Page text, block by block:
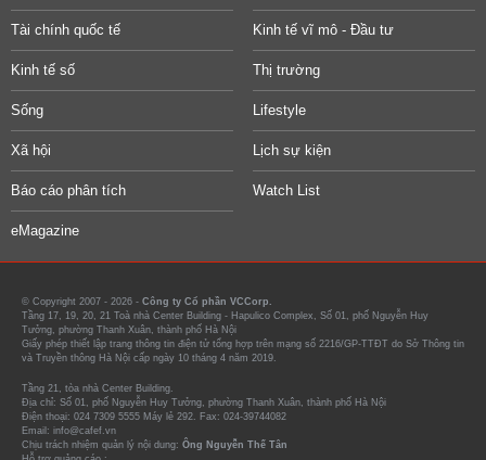
Tài chính quốc tế Kinh tế vĩ mô - Đầu tư
Kinh tế số Thị trường
Sống Lifestyle
Xã hội Lịch sự kiện
Báo cáo phân tích Watch List
eMagazine
© Copyright 2007 - 2026 - Công ty Cổ phần VCCorp.
Tầng 17, 19, 20, 21 Toà nhà Center Building - Hapulico Complex, Số 01, phố Nguyễn Huy
Tưởng, phường Thanh Xuân, thành phố Hà Nội
Giấy phép thiết lập trang thông tin điện tử tổng hợp trên mạng số 2216/GP-TTĐT do Sở Thông tin
và Truyền thông Hà Nội cấp ngày 10 tháng 4 năm 2019.
Tầng 21, tòa nhà Center Building.
Địa chỉ: Số 01, phố Nguyễn Huy Tưởng, phường Thanh Xuân, thành phố Hà Nội
Điện thoại: 024 7309 5555 Máy lẻ 292. Fax: 024-39744082
Email: info@cafef.vn
Chịu trách nhiệm quản lý nội dung: Ông Nguyễn Thế Tân